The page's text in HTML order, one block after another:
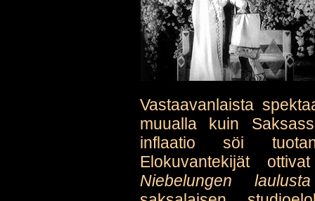
Vastaavanlaista
muualla kuin
inflaatio söi
Elokuvantekijät
Niebelungen laulusta